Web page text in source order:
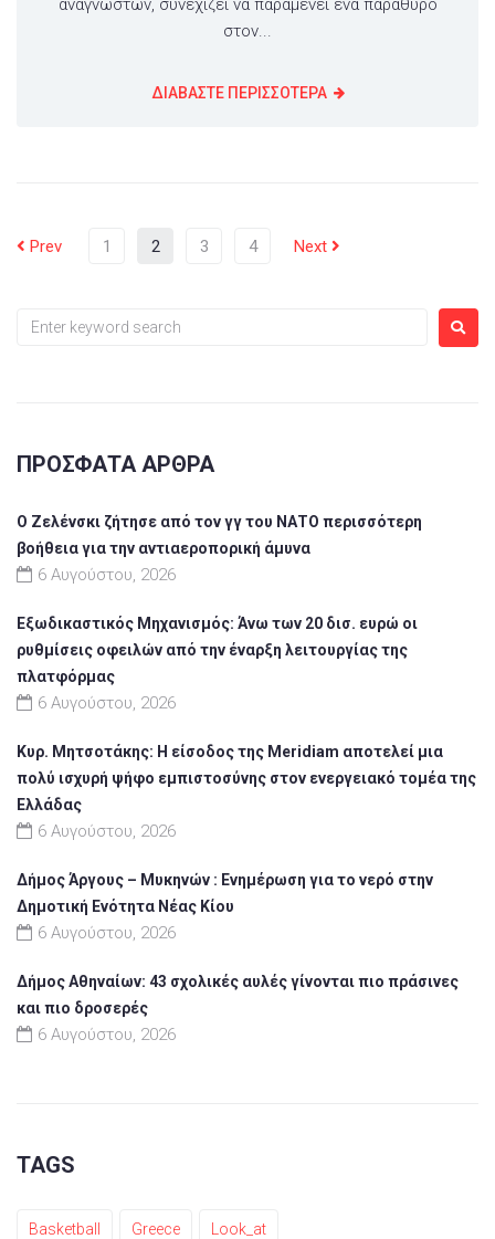
αναγνωστών, συνεχίζει να παραμένει ένα παράθυρο
στον...
ΔΙΑΒΑΣΤΕ ΠΕΡΙΣΣΟΤΕΡΑ
Prev 1 2 3 4 Next
ΠΡΌΣΦΑΤΑ ΆΡΘΡΑ
Ο Ζελένσκι ζήτησε από τον γγ του ΝΑΤΟ περισσότερη
βοήθεια για την αντιαεροπορική άμυνα
6 Αυγούστου, 2026
Εξωδικαστικός Μηχανισμός: Άνω των 20 δισ. ευρώ οι
ρυθμίσεις οφειλών από την έναρξη λειτουργίας της
πλατφόρμας
6 Αυγούστου, 2026
Κυρ. Μητσοτάκης: Η είσοδος της Meridiam αποτελεί μια
πολύ ισχυρή ψήφο εμπιστοσύνης στον ενεργειακό τομέα της
Ελλάδας
6 Αυγούστου, 2026
Δήμος Άργους – Μυκηνών : Ενημέρωση για το νερό στην
Δημοτική Ενότητα Νέας Κίου
6 Αυγούστου, 2026
Δήμος Αθηναίων: 43 σχολικές αυλές γίνονται πιο πράσινες
και πιο δροσερές
6 Αυγούστου, 2026
TAGS
Basketball Greece Look_at